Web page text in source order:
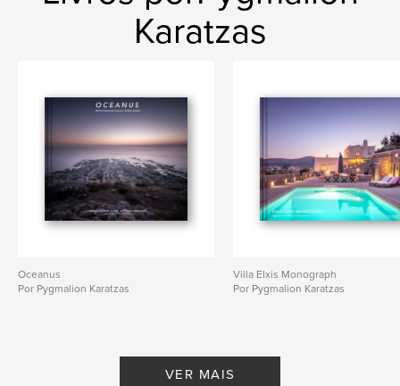
Karatzas
Oceanus
Por Pygmalion Karatzas
Villa Elxis Monograph
Por Pygmalion Karatzas
VER MAIS